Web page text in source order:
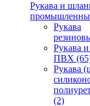
Рукава и
Рукава
Рукава
ПВХ
Рукава
(2)